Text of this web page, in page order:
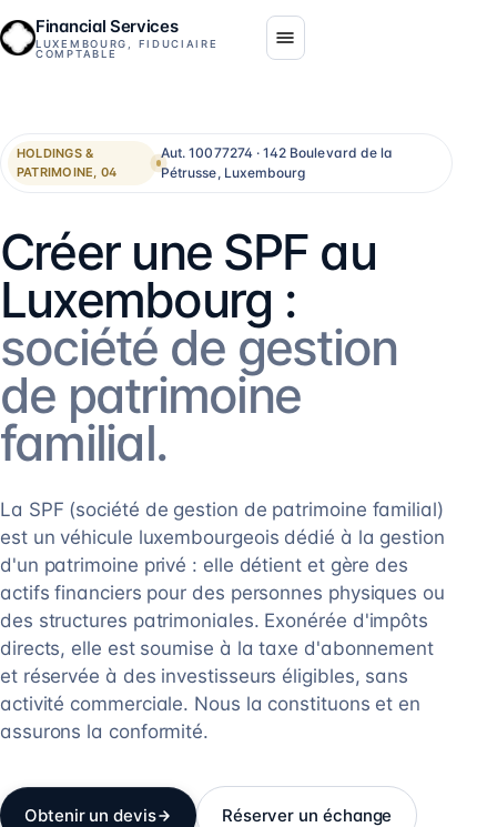
Financial Services
LUXEMBOURG, FIDUCIAIRE
COMPTABLE
HOLDINGS &
PATRIMOINE, 04
Aut. 10077274 · 142 Boulevard de la
Pétrusse, Luxembourg
Créer une SPF au
Luxembourg :
société de gestion
de patrimoine
familial.
La SPF (société de gestion de patrimoine familial)
est un véhicule luxembourgeois dédié à la gestion
d'un patrimoine privé : elle détient et gère des
actifs financiers pour des personnes physiques ou
des structures patrimoniales. Exonérée d'impôts
directs, elle est soumise à la taxe d'abonnement
et réservée à des investisseurs éligibles, sans
activité commerciale. Nous la constituons et en
assurons la conformité.
Obtenir un devis Réserver un échange